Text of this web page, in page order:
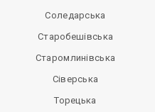
Соледарська
Старобешівська
Старомлинівська
Сіверська
Торецька